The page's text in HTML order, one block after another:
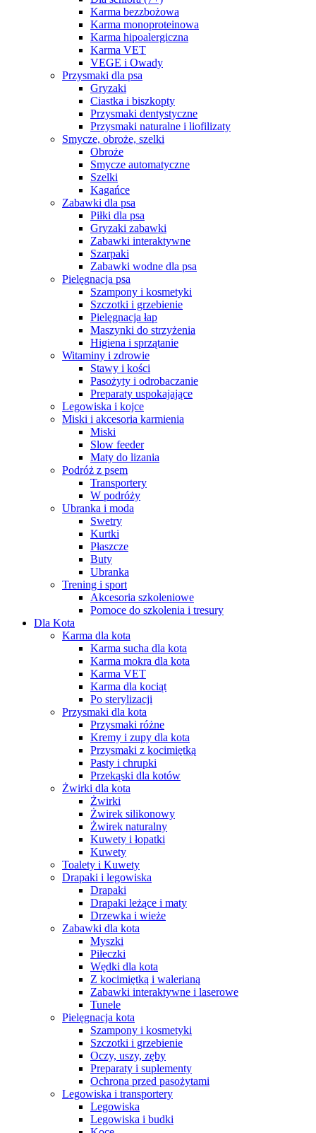
Karma bezzbożowa
Karma monoproteinowa
Karma hipoalergiczna
Karma VET
VEGE i Owady
Przysmaki dla psa
Gryzaki
Ciastka i biszkopty
Przysmaki dentystyczne
Przysmaki naturalne i liofilizaty
Smycze, obroże, szelki
Obroże
Smycze automatyczne
Szelki
Kagańce
Zabawki dla psa
Piłki dla psa
Gryzaki zabawki
Zabawki interaktywne
Szarpaki
Zabawki wodne dla psa
Pielęgnacja psa
Szampony i kosmetyki
Szczotki i grzebienie
Pielęgnacja łap
Maszynki do strzyżenia
Higiena i sprzątanie
Witaminy i zdrowie
Stawy i kości
Pasożyty i odrobaczanie
Preparaty uspokajające
Legowiska i kojce
Miski i akcesoria karmienia
Miski
Slow feeder
Maty do lizania
Podróż z psem
Transportery
W podróży
Ubranka i moda
Swetry
Kurtki
Płaszcze
Buty
Ubranka
Trening i sport
Akcesoria szkoleniowe
Pomoce do szkolenia i tresury
Dla Kota
Karma dla kota
Karma sucha dla kota
Karma mokra dla kota
Karma VET
Karma dla kociąt
Po sterylizacji
Przysmaki dla kota
Przysmaki różne
Kremy i zupy dla kota
Przysmaki z kocimiętką
Pasty i chrupki
Przekąski dla kotów
Żwirki dla kota
Żwirki
Żwirek silikonowy
Żwirek naturalny
Kuwety i łopatki
Kuwety
Toalety i Kuwety
Drapaki i legowiska
Drapaki
Drapaki leżące i maty
Drzewka i wieże
Zabawki dla kota
Myszki
Piłeczki
Wędki dla kota
Z kocimiętką i walerianą
Zabawki interaktywne i laserowe
Tunele
Pielęgnacja kota
Szampony i kosmetyki
Szczotki i grzebienie
Oczy, uszy, zęby
Preparaty i suplementy
Ochrona przed pasożytami
Legowiska i transportery
Legowiska
Legowiska i budki